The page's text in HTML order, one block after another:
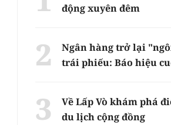
động xuyên đêm
Ngân hàng trở lại
trái phiếu: Báo hiệu
Về Lấp Vò khám phá
du lịch cộng đồng